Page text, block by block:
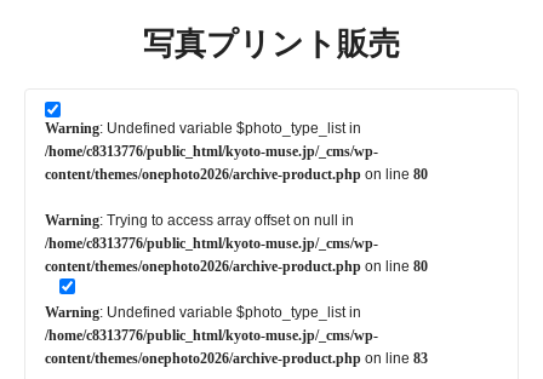
写真プリント販売
Warning: Undefined variable $photo_type_list in
/home/c8313776/public_html/kyoto-muse.jp/_cms/wp-
content/themes/onephoto2026/archive-product.php on line 80
Warning: Trying to access array offset on null in
/home/c8313776/public_html/kyoto-muse.jp/_cms/wp-
content/themes/onephoto2026/archive-product.php on line 80
Warning: Undefined variable $photo_type_list in
/home/c8313776/public_html/kyoto-muse.jp/_cms/wp-
content/themes/onephoto2026/archive-product.php on line 83